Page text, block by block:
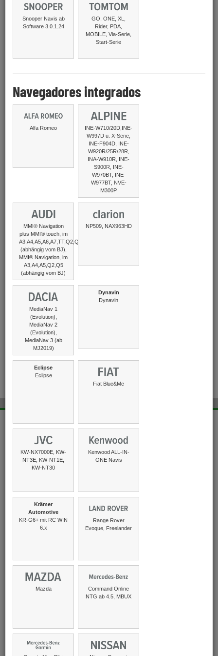
Snooper Navis ab
Software 3.0.1.24
GO, ONE, XL,
Rider, PDA,
MOBILE, Via-Serie,
Start-Serie
Navegadores integrados
Alfa Romeo
INE-W710/20D,INE-
W997D u. X-Serie,
INE-F904D, INE-
W920R/25R/28R,
INA-W910R, INE-
S900R, INE-
W970BT, INE-
W977BT, NVE-
M300P
MMI® Navigation
plus MMI® touch, im
A3,A4,A5,A6,A7,TT,Q2,Q5,Q7,R8,
(abhängig vom BJ),
MMI® Navigation, im
A3,A4,A5,Q2,Q5
(abhängig vom BJ)
NP509, NAX963HD
MediaNav 1
(Evolution),
MediaNav 2
(Evolution),
MediaNav 3 (ab
MJ2019)
Dynavin
Dynavin
Eclipse
Eclipse
Fiat Blue&Me
KW-NX7000E, KW-
NT3E, KW-NT1E,
KW-NT30
Kenwood ALL-IN-
ONE Navis
Krämer
Automotive
KR-G6+ mit RC WIN
6.x
Range Rover
Evoque, Freelander
Mazda
Command Online
NTG ab 4.5, MBUX
cariñosa)
9,90 €
IVA incluido.
Mini-Powerbank
24,90 €
IVA incluido., más envío
POI PILOT 5000/5500
Reemplazo de batería
19,90 €
IVA incluido., más envío
Web sites in our network
naviboard.de
pocketnavigation.de
POICON
Sobre POIbase
Prensa y contacto
Asistencia
Protection of Privacy Android Apps
termsAndConditions
Desistir del contrato
Facebook